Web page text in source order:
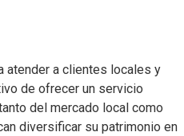
atender a clientes locales y
de ofrecer un servicio
del mercado local como
diversificar su patrimonio en